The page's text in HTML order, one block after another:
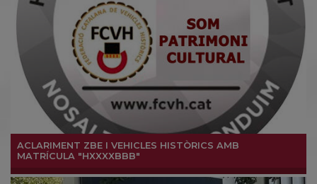
ACLARIMENT ZBE I VEHICLES HISTÒRICS AMB
MATRÍCULA "HXXXXBBB"